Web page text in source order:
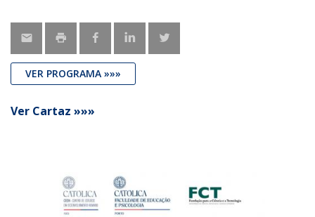
VER PROGRAMA »»»
Ver Cartaz »»»